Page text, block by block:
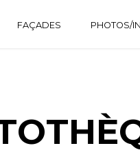
FAÇADES
PHOTOS/